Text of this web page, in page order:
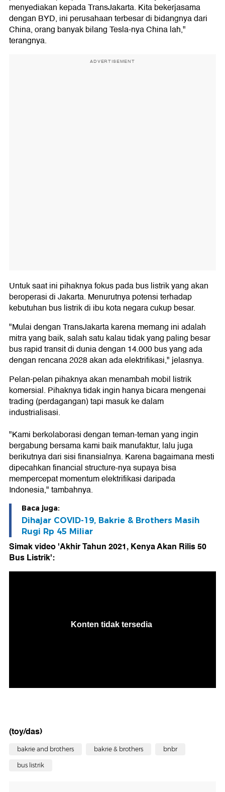
menyediakan kepada TransJakarta. Kita bekerjasama
dengan BYD, ini perusahaan terbesar di bidangnya dari
China, orang banyak bilang Tesla-nya China lah,"
terangnya.
ADVERTISEMENT
Untuk saat ini pihaknya fokus pada bus listrik yang akan
beroperasi di Jakarta. Menurutnya potensi terhadap
kebutuhan bus listrik di ibu kota negara cukup besar.
"Mulai dengan TransJakarta karena memang ini adalah
mitra yang baik, salah satu kalau tidak yang paling besar
bus rapid transit di dunia dengan 14.000 bus yang ada
dengan rencana 2028 akan ada elektrifikasi," jelasnya.
Pelan-pelan pihaknya akan menambah mobil listrik
komersial. Pihaknya tidak ingin hanya bicara mengenai
trading (perdagangan) tapi masuk ke dalam
industrialisasi.
"Kami berkolaborasi dengan teman-teman yang ingin
bergabung bersama kami baik manufaktur, lalu juga
berikutnya dari sisi finansialnya. Karena bagaimana mesti
dipecahkan financial structure-nya supaya bisa
mempercepat momentum elektrifikasi daripada
Indonesia," tambahnya.
Baca juga:
Dihajar COVID-19, Bakrie & Brothers Masih
Rugi Rp 45 Miliar
Simak video 'Akhir Tahun 2021, Kenya Akan Rilis 50
Bus Listrik':
(toy/das)
bakrie and brothers bakrie & brothers bnbr
bus listrik